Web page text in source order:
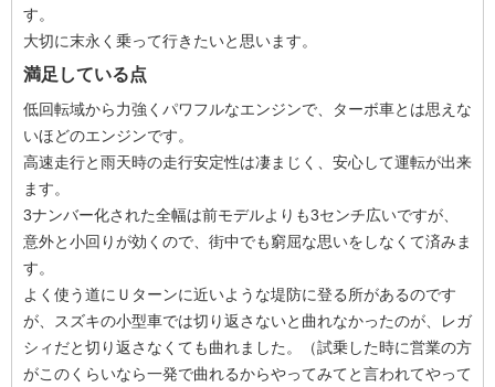
す。
大切に末永く乗って行きたいと思います。
満足している点
低回転域から力強くパワフルなエンジンで、ターボ車とは思えな
いほどのエンジンです。
高速走行と雨天時の走行安定性は凄まじく、安心して運転が出来
ます。
3ナンバー化された全幅は前モデルよりも3センチ広いですが、
意外と小回りが効くので、街中でも窮屈な思いをしなくて済みま
す。
よく使う道にＵターンに近いような堤防に登る所があるのです
が、スズキの小型車では切り返さないと曲れなかったのが、レガ
シィだと切り返さなくても曲れました。（試乗した時に営業の方
がこのくらいなら一発で曲れるからやってみてと言われてやって